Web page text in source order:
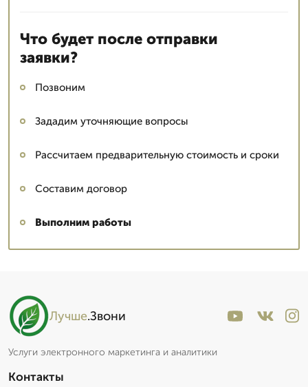
Что будет после отправки
заявки?
Позвоним
Зададим уточняющие вопросы
Рассчитаем предварительную стоимость и сроки
Составим договор
Выполним работы
Лучше.Звони
Услуги электронного маркетинга и аналитики
Контакты
Пишет Вам...